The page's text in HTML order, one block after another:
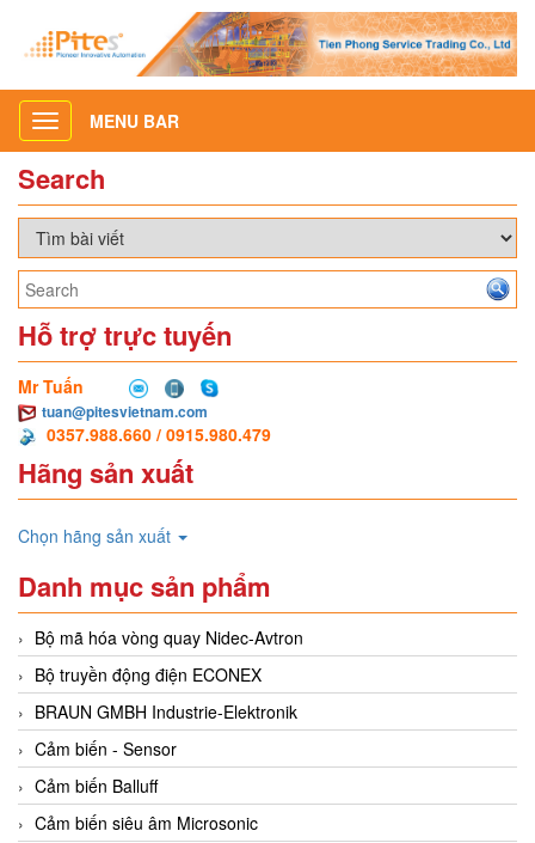
Toggle
navigation
MENU BAR
Search
Hỗ trợ trực tuyến
Mr Tuấn
tuan@pitesvietnam.com
0357.988.660 / 0915.980.479
Hãng sản xuất
Chọn hãng sản xuất
Danh mục sản phẩm
Bộ mã hóa vòng quay Nidec-Avtron
Bộ truyền động điện ECONEX
BRAUN GMBH Industrie-Elektronik
Cảm biến - Sensor
Cảm biến Balluff
Cảm biến siêu âm Microsonic